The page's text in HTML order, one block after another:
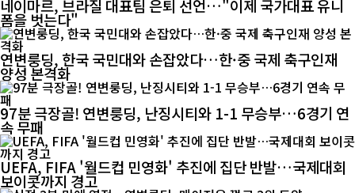
네이마르, 브라질 대표팀 은퇴 선언…"이제 국가대표 유니
폼을 벗는다"
연변룽딩, 한국 국민대와 손잡았다…한·중 국제 축구인재
양성 본격화
97분 극장골! 연변룽딩, 난징시티와 1-1 무승부…6경기 연
속 무패
UEFA, FIFA '월드컵 민영화' 추진에 집단 반발…국제대회
보이콧까지 경고